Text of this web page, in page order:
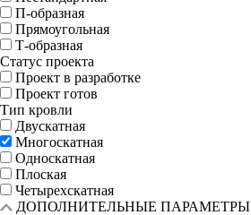
П-образная
Прямоугольная
Т-образная
Статус проекта
Проект в разработке
Проект готов
Тип кровли
Двускатная
Многоскатная
Односкатная
Плоская
Четырехскатная
ДОПОЛНИТЕЛЬНЫЕ ПАРАМЕТРЫ